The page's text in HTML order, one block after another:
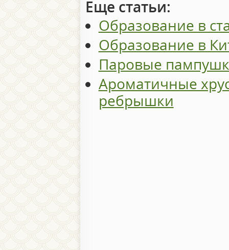
Еще статьи:
Образование в
Образование в
Паровые
Ароматичные
ребрышки